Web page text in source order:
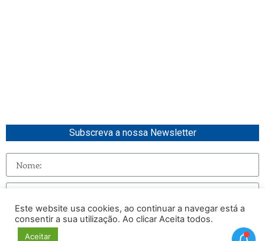
Subscreva a nossa Newsletter
Enviar
Este website usa cookies, ao continuar a navegar está a
consentir a sua utilização. Ao clicar Aceita todos.
Aceitar